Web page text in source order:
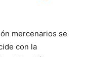
mercenarios se
con la